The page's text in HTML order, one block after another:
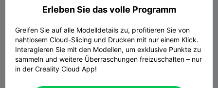
Erleben Sie das volle Programm
Greifen Sie auf alle Modelldetails zu, profitieren Sie von
nahtlosem Cloud-Slicing und Drucken mit nur einem Klick.
Interagieren Sie mit den Modellen, um exklusive Punkte zu
sammeln und weitere Überraschungen freizuschalten – nur
in der Creality Cloud App!